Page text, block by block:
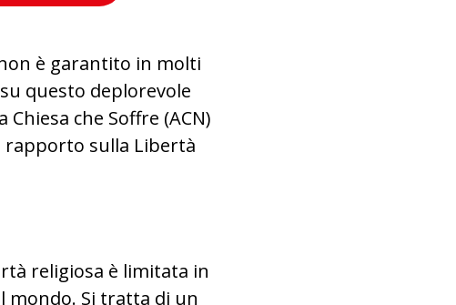
è garantito in molti
questo deplorevole
che Soffre (ACN)
rapporto sulla Libertà
religiosa è limitata in
mondo. Si tratta di un